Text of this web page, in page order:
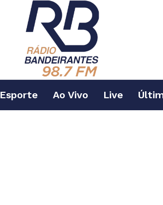
Esporte Ao Vivo Live